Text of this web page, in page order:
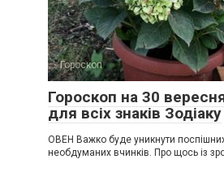
Гороскоп
Гороскоп на 30
для всіх знаків Зодіаку
ОВЕН Важко буде уникнути
необдуманих вчинків. Про щось із